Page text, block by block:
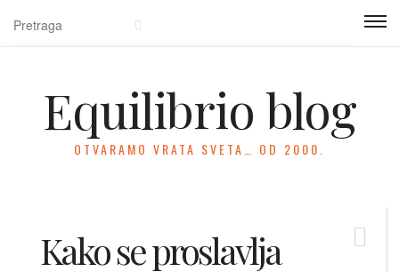
Equilibrio blog
OTVARAMO VRATA SVETA… OD 2000.
Kako se proslavlja